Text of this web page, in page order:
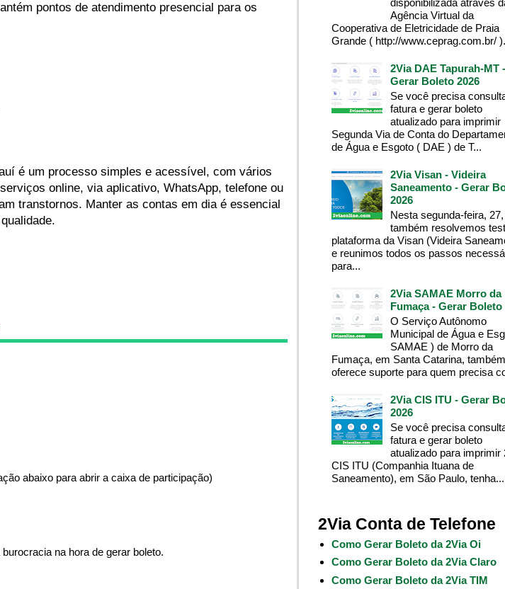
pontos de atendimento presencial para os
é um processo simples e acessível, com vários
online, via aplicativo, WhatsApp, telefone ou
transtornos. Manter as contas em dia é essencial
abaixo para abrir a caixa de participação)
na hora de gerar boleto.
Agência Virtual da
Cooperativa de Eletricidade de Praia
Grande ( http://www.ceprag.com.br/
2Via DAE Tapurah-MT -
Gerar Boleto 2026
Se você precisa
fatura e gerar boleto
atualizado para imprimir
Segunda Via de Conta do
de Água e Esgoto ( DAE ) de T...
2Via Visan - Videira
Saneamento - Gerar
2026
Nesta segunda-feira,
também resolvemos
plataforma da Visan (Videira
e reunimos todos os passos
para...
2Via SAMAE Morro da
Fumaça - Gerar Boleto
O Serviço Autônomo
Municipal de Água e
SAMAE ) de Morro da
Fumaça, em Santa Catarina, também
oferece suporte para quem precisa
2Via CIS ITU - Gerar
2026
Se você precisa
fatura e gerar boleto
atualizado para imprimir
CIS ITU (Companhia Ituana de
Saneamento), em São Paulo, tenha...
2Via Conta de Telefone
Como Gerar Boleto da 2Via Oi
Como Gerar Boleto da 2Via Claro
Como Gerar Boleto da 2Via TIM